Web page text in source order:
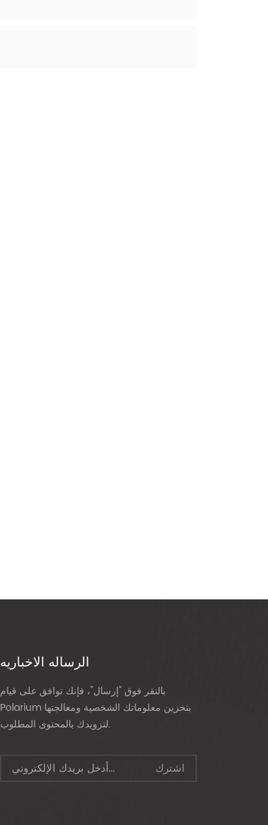
الرساله الاخباريه
بالنقر فوق "إرسال"، فإنك توافق على قيام
Polarium بتخزين معلوماتك الشخصية ومعالجتها
لتزويدك بالمحتوى المطلوب.